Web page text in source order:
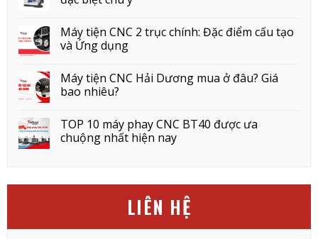
Máy tiện CNC 2 trục chính: Đặc điểm cấu tạo
và Ứng dụng
Máy tiện CNC Hải Dương mua ở đâu? Giá
bao nhiêu?
TOP 10 máy phay CNC BT40 được ưa
chuộng nhất hiện nay
LIÊN HỆ